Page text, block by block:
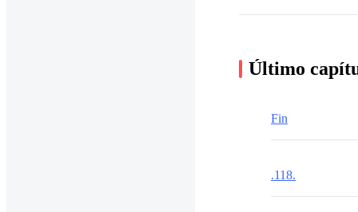
Último
Fin
.118.